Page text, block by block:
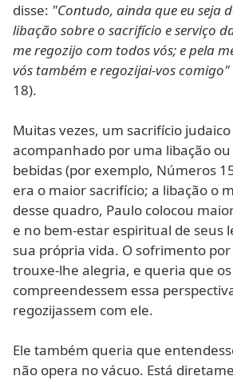
disse: "Contudo, ainda que eu seja
libação sobre o sacrifício e serviço
me regozijo com todos vós; e pela
vós também e regozijai-vos comigo"
18).
Muitas vezes, um sacrifício
acompanhado por uma libação
bebidas (por exemplo, Números
era o maior sacrifício; a libação o
desse quadro, Paulo colocou
e no bem-estar espiritual de seus
sua própria vida. O sofrimento
trouxe-lhe alegria, e queria que
compreendessem essa
regozijassem com ele.
Ele também queria que
não opera no vácuo. Está